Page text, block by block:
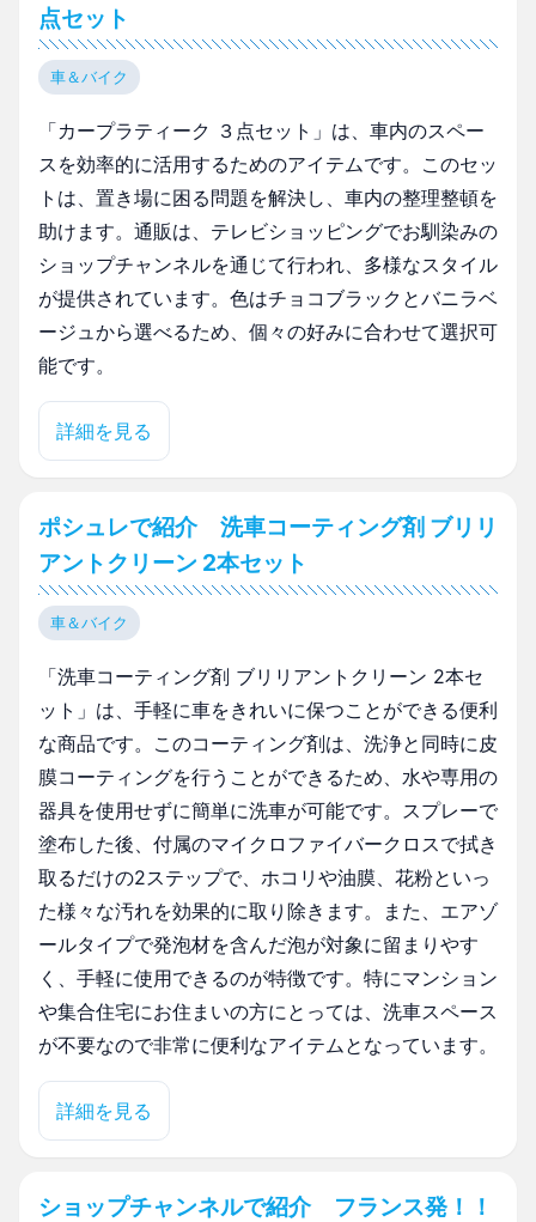
点セット
車＆バイク
「カープラティーク ３点セット」は、車内のスペー
スを効率的に活用するためのアイテムです。このセッ
トは、置き場に困る問題を解決し、車内の整理整頓を
助けます。通販は、テレビショッピングでお馴染みの
ショップチャンネルを通じて行われ、多様なスタイル
が提供されています。色はチョコブラックとバニラベ
ージュから選べるため、個々の好みに合わせて選択可
能です。
詳細を見る
ポシュレで紹介 洗車コーティング剤 ブリリ
アントクリーン 2本セット
車＆バイク
「洗車コーティング剤 ブリリアントクリーン 2本セ
ット」は、手軽に車をきれいに保つことができる便利
な商品です。このコーティング剤は、洗浄と同時に皮
膜コーティングを行うことができるため、水や専用の
器具を使用せずに簡単に洗車が可能です。スプレーで
塗布した後、付属のマイクロファイバークロスで拭き
取るだけの2ステップで、ホコリや油膜、花粉といっ
た様々な汚れを効果的に取り除きます。また、エアゾ
ールタイプで発泡材を含んだ泡が対象に留まりやす
く、手軽に使用できるのが特徴です。特にマンション
や集合住宅にお住まいの方にとっては、洗車スペース
が不要なので非常に便利なアイテムとなっています。
詳細を見る
ショップチャンネルで紹介 フランス発！！